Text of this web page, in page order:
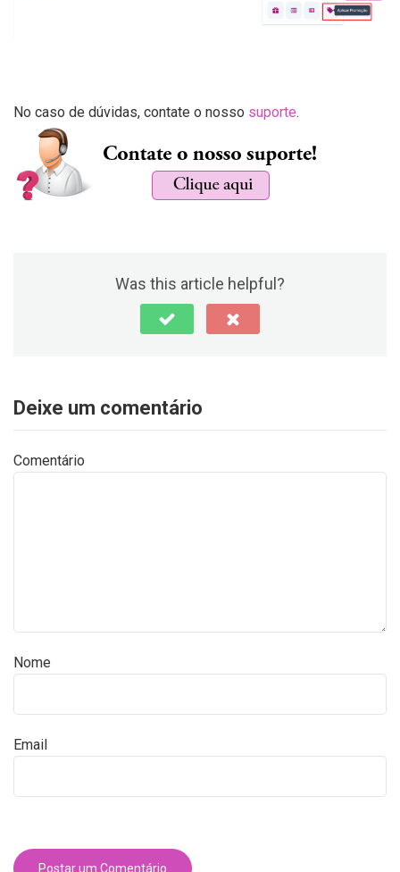
No caso de dúvidas, contate o nosso suporte.
Was this article helpful?
Deixe um comentário
Comentário
Nome
Email